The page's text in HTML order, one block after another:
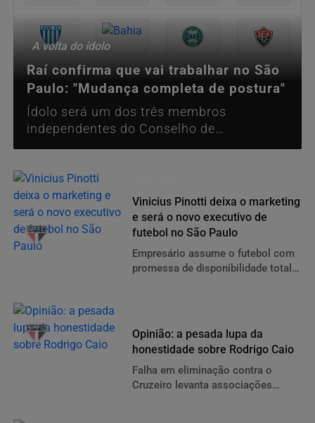
A volta do ídolo
Raí confirma que vai trabalhar no São
Paulo: "Mudança completa de postura"
Ídolo será um dos três membros
independentes do Conselho de
Vinicius Pinotti deixa o marketing
e será o novo executivo de
futebol no São Paulo
Empresário assume o futebol com
promessa de disponibilidade total
Opinião: a pesada lupa da
honestidade sobre Rodrigo Caio
Falha em eliminação contra o
Cruzeiro levanta associações